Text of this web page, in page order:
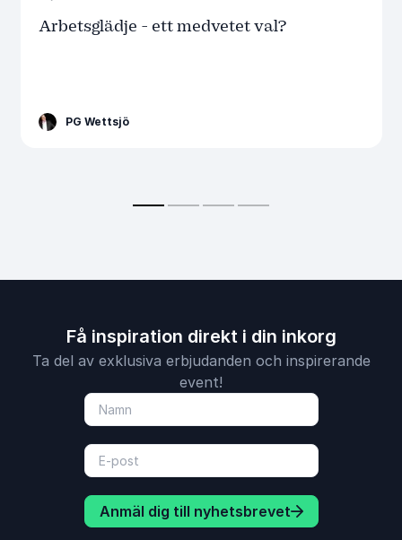
Arbetsglädje - ett medvetet val?
PG Wettsjö
Få inspiration direkt i din inkorg
Ta del av exklusiva erbjudanden och inspirerande
event!
Anmäl dig till nyhetsbrevet